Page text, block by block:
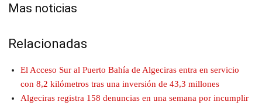
Mas noticias
Relacionadas
El Acceso Sur al Puerto Bahía de Algeciras entra en servicio
con 8,2 kilómetros tras una inversión de 43,3 millones
Algeciras registra 158 denuncias en una semana por incumplir